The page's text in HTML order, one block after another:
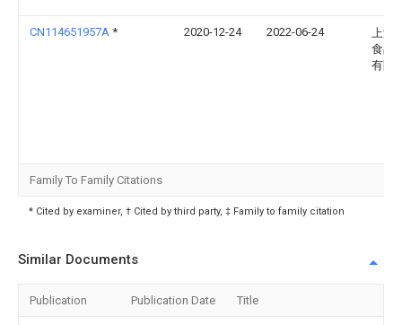
CN114651957A * 2020-12-24 2022-06-24
上海
食品
有限
Family To Family Citations
* Cited by examiner, † Cited by third party, ‡ Family to family citation
Similar Documents
Publication Publication Date Title